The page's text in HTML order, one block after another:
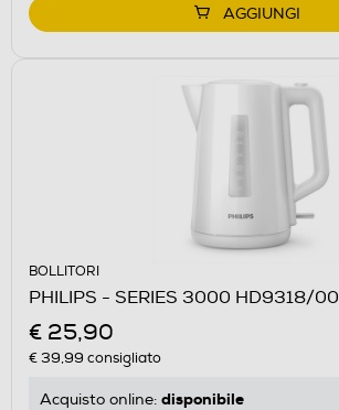
AGGIUNGI
BOLLITORI
PHILIPS - SERIES 3000 HD9318/00
€ 25,90
€ 39,99 consigliato
Acquisto online: disponibile